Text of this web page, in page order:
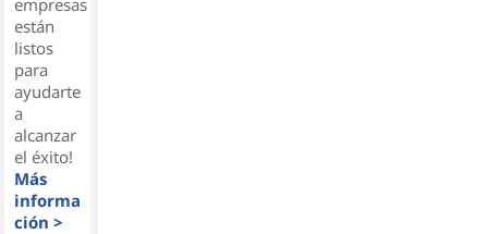
empresas
están
listos
para
ayudarte
a
alcanzar
el éxito!
Más
informa
ción >